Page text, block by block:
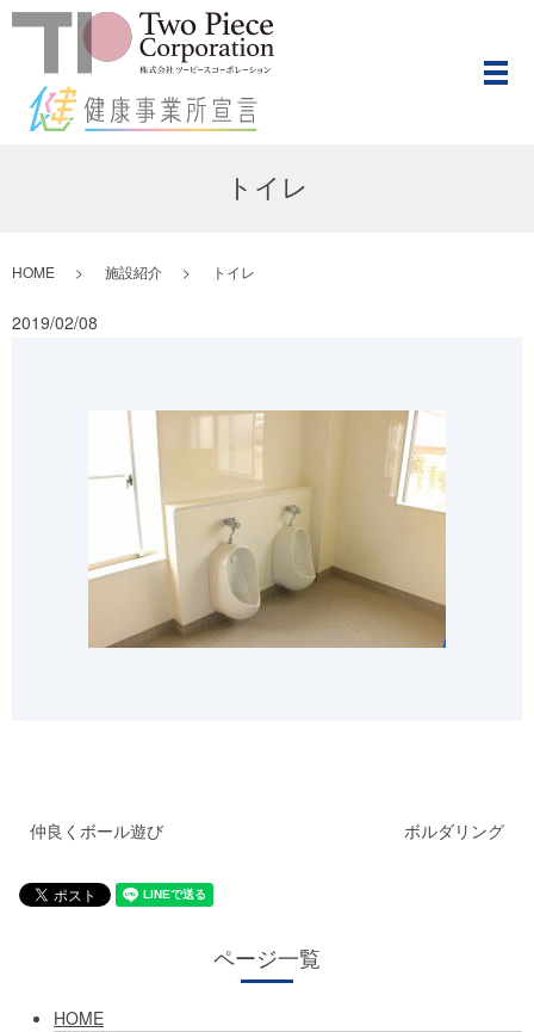
メ
トイレ
HOME 施設紹介 トイレ
2019/02/08
仲良くボール遊び ボルダリング
ページ一覧
HOME